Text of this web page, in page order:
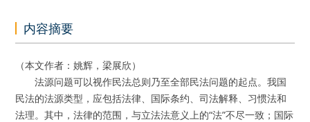
内容摘要
（本文作者：姚辉，梁展欣）
法源问题可以视作民法总则乃至全部民法问题的起点。我国
民法的法源类型，应包括法律、国际条约、司法解释、习惯法和
法理。其中，法律的范围，与立法法意义上的“法”不尽一致；国际